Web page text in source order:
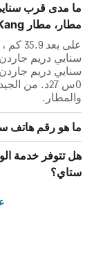
ما مدى قرب
مطار، مطار ChingChuanKang؟
سنايي دريم
0س 27د. من
والمطار.
ما هو رقم هاتف
هل تتوفر خدمة
ستاي؟